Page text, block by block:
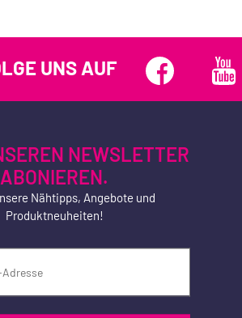
UNS AUF
NEWSLETTER
ABONIEREN.
Nähtipps, Angebote und
Produktneuheiten!